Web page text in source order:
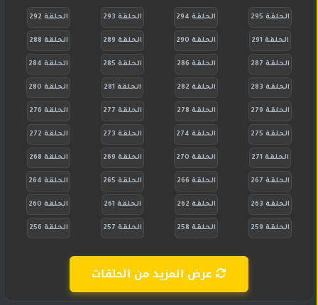
الحلقة 295 الحلقة 294 الحلقة 293 الحلقة 292
الحلقة 291 الحلقة 290 الحلقة 289 الحلقة 288
الحلقة 287 الحلقة 286 الحلقة 285 الحلقة 284
الحلقة 283 الحلقة 282 الحلقة 281 الحلقة 280
الحلقة 279 الحلقة 278 الحلقة 277 الحلقة 276
الحلقة 275 الحلقة 274 الحلقة 273 الحلقة 272
الحلقة 271 الحلقة 270 الحلقة 269 الحلقة 268
الحلقة 267 الحلقة 266 الحلقة 265 الحلقة 264
الحلقة 263 الحلقة 262 الحلقة 261 الحلقة 260
الحلقة 259 الحلقة 258 الحلقة 257 الحلقة 256
عرض المزيد من الحلقات